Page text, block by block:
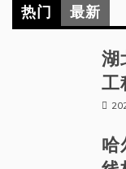
热门 最新
湖
工
哈